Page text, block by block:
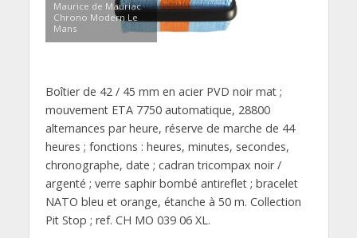
Maurice de Mauriac
Chrono Modern Le
Mans
Boîtier de 42 / 45 mm en acier PVD noir mat ;
mouvement ETA 7750 automatique, 28800
alternances par heure, réserve de marche de 44
heures ; fonctions : heures, minutes, secondes,
chronographe, date ; cadran tricompax noir /
argenté ; verre saphir bombé antireflet ; bracelet
NATO bleu et orange, étanche à 50 m. Collection
Pit Stop ; ref. CH MO 039 06 XL.